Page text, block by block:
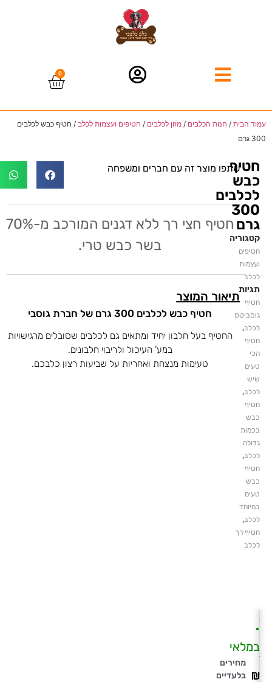
0
עמוד הבית / חנות הכלבים / מזון לכלבים / חטיפים ועצמות לכלב / חטיף כבש לכלבים
300 גרם
חטיף
כבש
לכלבים
300
גרם
קטגוריה
חטיפים
ועצמות
לכלב
תגיות
חטיף
גוסביטס
לכלב,
חטיף
הכי
טעים
שיש
לכלב,
חטיף
כבש
בכמות
גדולה
לכלב,
חטיף
כבש
טעים
במיוחד
לכלב,
חטיף רך
לכלב
•
במלאי
מחירים
בלעדיים
שתפו מוצר זה עם חברים ומשפחה
חטיף חצי רך ללא דגנים המורכב מ-70%
בשר כבש טרי.
תיאור המוצר
חטיף כבש לכלבים 300 גרם של חברת גוסבי
החטיף בעל חלבון יחיד ומתאים גם לכלבים שסובלים מרגישויות
במע’ העיכול ולריבוי חלבונים.
טעימות מנצחת ואחריות על שביעות רצון כלבכם.